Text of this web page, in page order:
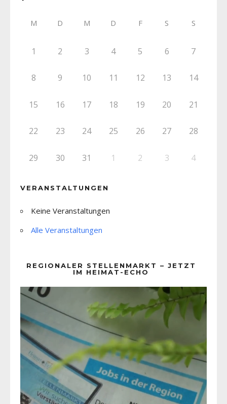
M D M D F S S
1 2 3 4 5 6 7
8 9 10 11 12 13 14
15 16 17 18 19 20 21
22 23 24 25 26 27 28
29 30 31 1 2 3 4
VERANSTALTUNGEN
Keine Veranstaltungen
Alle Veranstaltungen
REGIONALER STELLENMARKT – JETZT
IM HEIMAT-ECHO
Player